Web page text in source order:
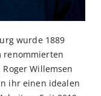
wurde 1889
renommierten
Willemsen
ihr einen idealen